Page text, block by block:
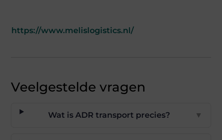
https://www.melislogistics.nl/
Veelgestelde vragen
Wat is ADR transport precies? ▼